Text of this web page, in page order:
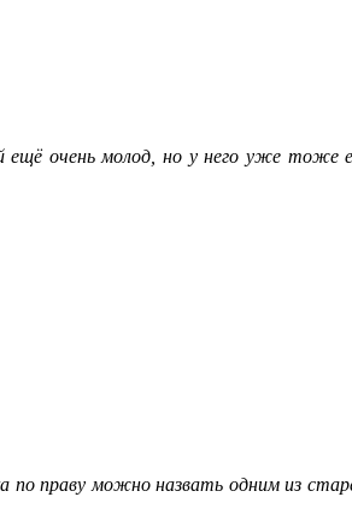
ещё очень молод, но у него уже тоже
праву можно назвать одним из